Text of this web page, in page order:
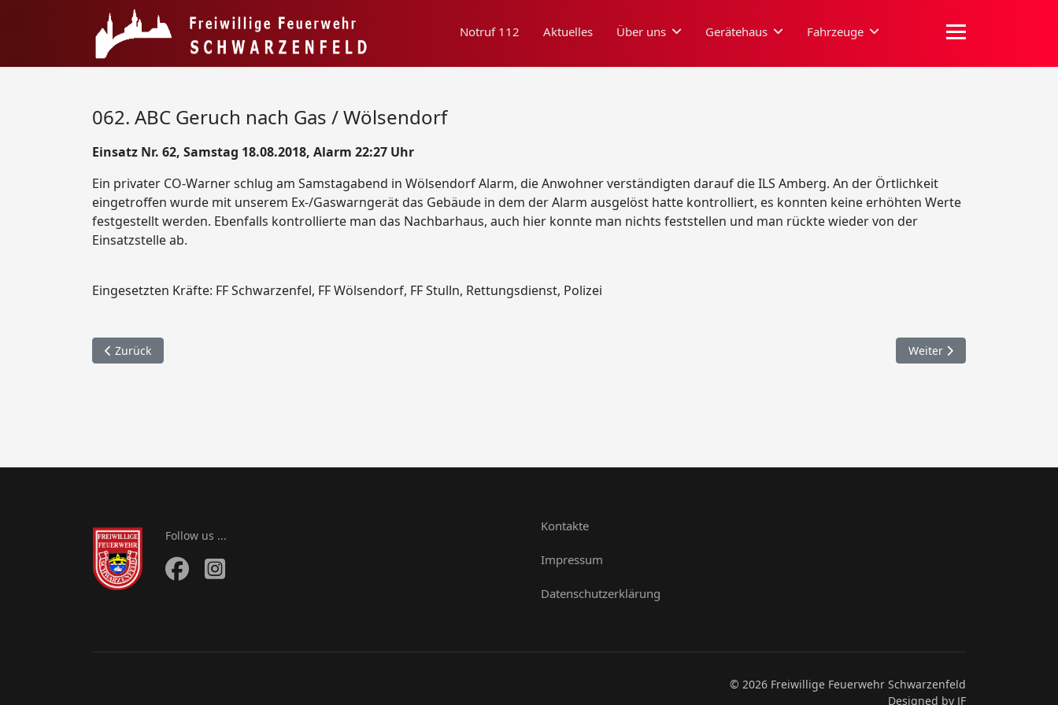
Notruf 112 Aktuelles Über uns Gerätehaus Fahrzeuge
062. ABC Geruch nach Gas / Wölsendorf
Einsatz Nr. 62, Samstag 18.08.2018, Alarm 22:27 Uhr
Ein privater CO-Warner schlug am Samstagabend in Wölsendorf Alarm, die Anwohner verständigten darauf die ILS Amberg. An der Örtlichkeit
eingetroffen wurde mit unserem Ex-/Gaswarngerät das Gebäude in dem der Alarm ausgelöst hatte kontrolliert, es konnten keine erhöhten Werte
festgestellt werden. Ebenfalls kontrollierte man das Nachbarhaus, auch hier konnte man nichts feststellen und man rückte wieder von der
Einsatzstelle ab.
Eingesetzten Kräfte: FF Schwarzenfel, FF Wölsendorf, FF Stulln, Rettungsdienst, Polizei
Vorheriger Beitrag: 063. Brandmeldeanlage / Molkereistraße
Zurück Nächster Beitrag: 061. VU
Weiter
Follow us ...
Kontakte
Impressum
Datenschutzerklärung
© 2026 Freiwillige Feuerwehr Schwarzenfeld
Designed by JF